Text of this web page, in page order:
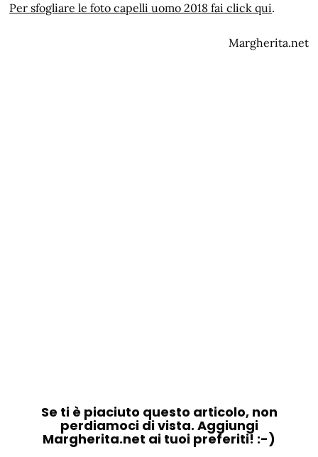
Per sfogliare le foto capelli uomo 2018 fai click qui.
Margherita.net
Se ti è piaciuto questo articolo, non
perdiamoci di vista. Aggiungi
Margherita.net ai tuoi preferiti! :-)